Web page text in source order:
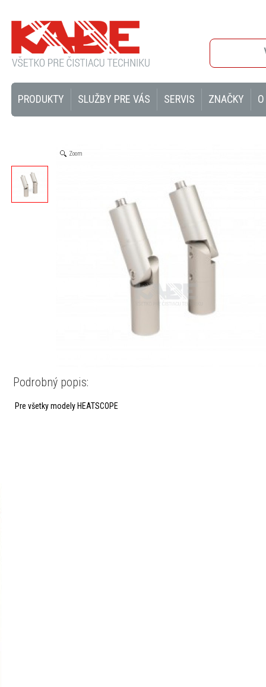
PRODUKTY SLUŽBY PRE VÁS SERVIS ZNAČKY
Zoom
Podrobný popis:
Pre všetky modely HEATSCOPE